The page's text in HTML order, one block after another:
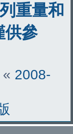
重量和
供參
« 2008-